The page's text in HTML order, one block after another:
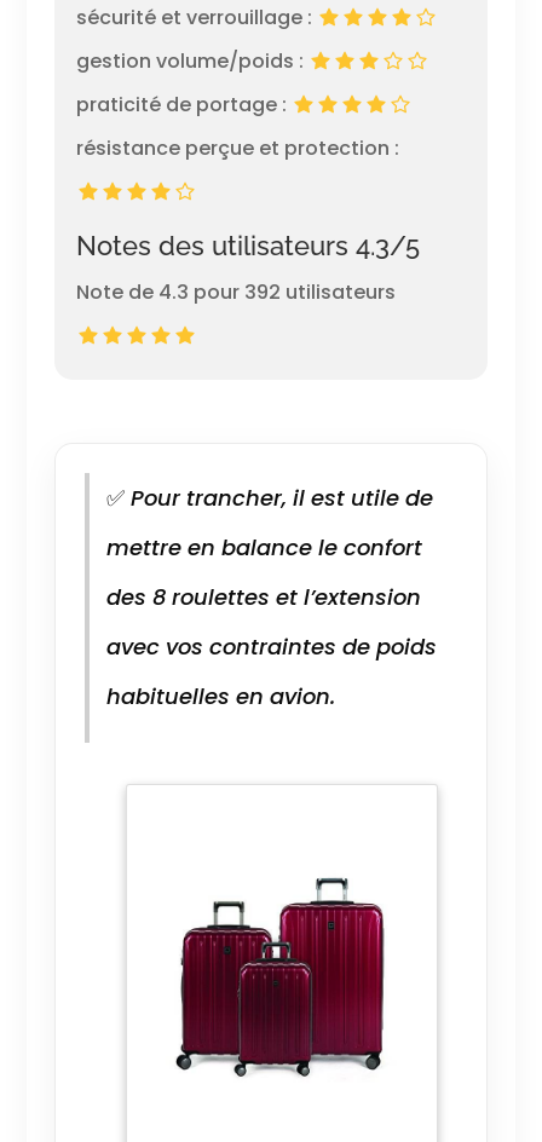
sécurité et verrouillage :
gestion volume/poids :
praticité de portage :
résistance perçue et protection :
Notes des utilisateurs 4.3/5
Note de 4.3 pour 392 utilisateurs
✅Pour trancher, il est utile de
mettre en balance le confort
des 8 roulettes et l’extension
avec vos contraintes de poids
habituelles en avion.